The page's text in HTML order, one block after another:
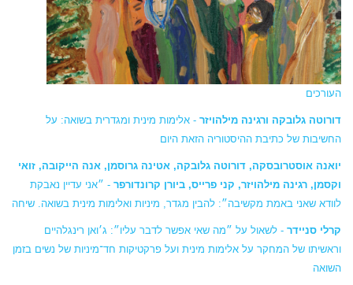
העורכים
דורוטה גלובקה ורגינה מילהויזר - אלימות מינית ומגדרית בשואה: על
החשיבות של כתיבת ההיסטוריה הזאת היום
יואנה אוסטרובסקה, דורוטה גלובקה, אטינה גרוסמן, אנה הייקובה, זואי
וקסמן, רגינה מילהויזר, קני פרייס, ביורן קרונדורפר - ״אני עדיין נאבקת
לוודא שאני באמת מקשיבה״: להבין מגדר, מיניות ואלימות מינית בשואה. שיחה
קרלי סניידר - לשאול על ״מה שאי אפשר לדבר עליו״: ג׳ואן רינגלהיים
וראשיתו של המחקר על אלימות מינית ועל פרקטיקות חד־מיניות של נשים בזמן
השואה